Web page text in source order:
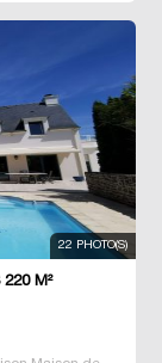
22 PHOTO(S)
M²